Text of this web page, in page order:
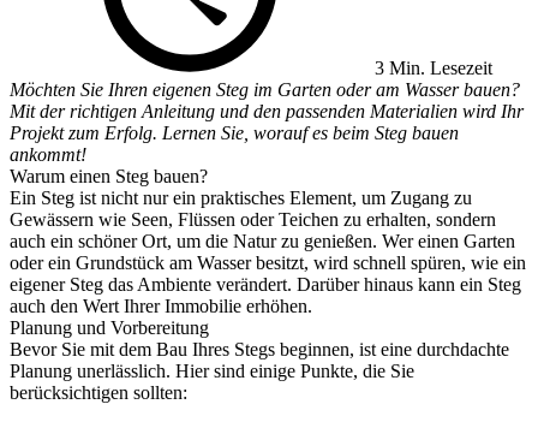
3 Min. Lesezeit
Möchten Sie Ihren eigenen Steg im Garten oder am Wasser bauen?
Mit der richtigen Anleitung und den passenden Materialien wird Ihr
Projekt zum Erfolg. Lernen Sie, worauf es beim Steg bauen
ankommt!
Warum einen Steg bauen?
Ein Steg ist nicht nur ein praktisches Element, um Zugang zu
Gewässern wie Seen, Flüssen oder Teichen zu erhalten, sondern
auch ein schöner Ort, um die Natur zu genießen. Wer einen Garten
oder ein Grundstück am Wasser besitzt, wird schnell spüren, wie ein
eigener Steg das Ambiente verändert. Darüber hinaus kann ein Steg
auch den Wert Ihrer Immobilie erhöhen.
Planung und Vorbereitung
Bevor Sie mit dem Bau Ihres Stegs beginnen, ist eine durchdachte
Planung unerlässlich. Hier sind einige Punkte, die Sie
berücksichtigen sollten: